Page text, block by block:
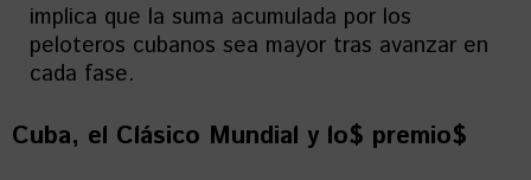
implica que la suma acumulada por los
peloteros cubanos sea mayor tras avanzar en
cada fase.
Cuba, el Clásico Mundial y lo$ premio$